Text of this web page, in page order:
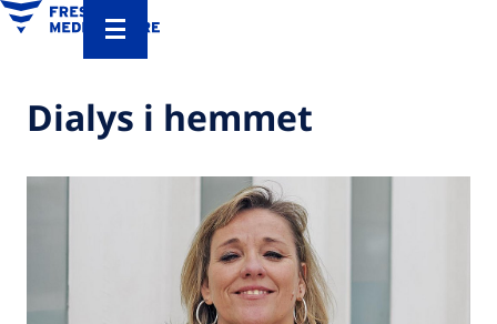
Dialys i hemmet